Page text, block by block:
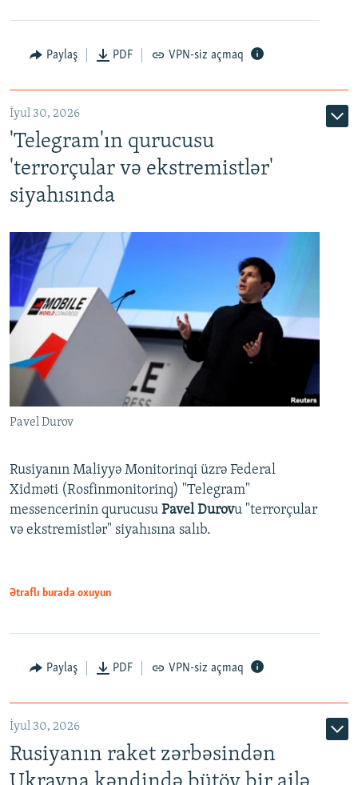
Paylaş PDF VPN-siz açmaq
İyul 30, 2026
'Telegram'ın qurucusu
'terrorçular və ekstremistlər'
siyahısında
Pavel Durov
Rusiyanın Maliyyə Monitorinqi üzrə Federal
Xidməti (Rosfinmonitorinq) "Telegram"
messencerinin qurucusu Pavel Durovu "terrorçular
və ekstremistlər" siyahısına salıb.
Ətraflı burada oxuyun
Paylaş PDF VPN-siz açmaq
İyul 30, 2026
Rusiyanın raket zərbəsindən